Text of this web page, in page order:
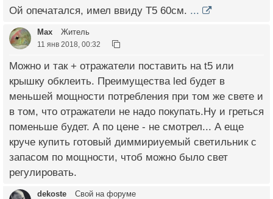
Ой опечатался, имел ввиду Т5 60см. ...
Max Житель
11 янв 2018, 00:32
Можно и так + отражатели поставить на t5 или
крышку обклеить. Преимущества led будет в
меньшей мощности потребления при том же свете и
в том, что отражатели не надо покупать.Ну и греться
поменьше будет. А по цене - не смотрел... А еще
круче купить готовый диммириуемый светильник с
запасом по мощности, чтоб можно было свет
регулировать.
dekoste Свой на форуме